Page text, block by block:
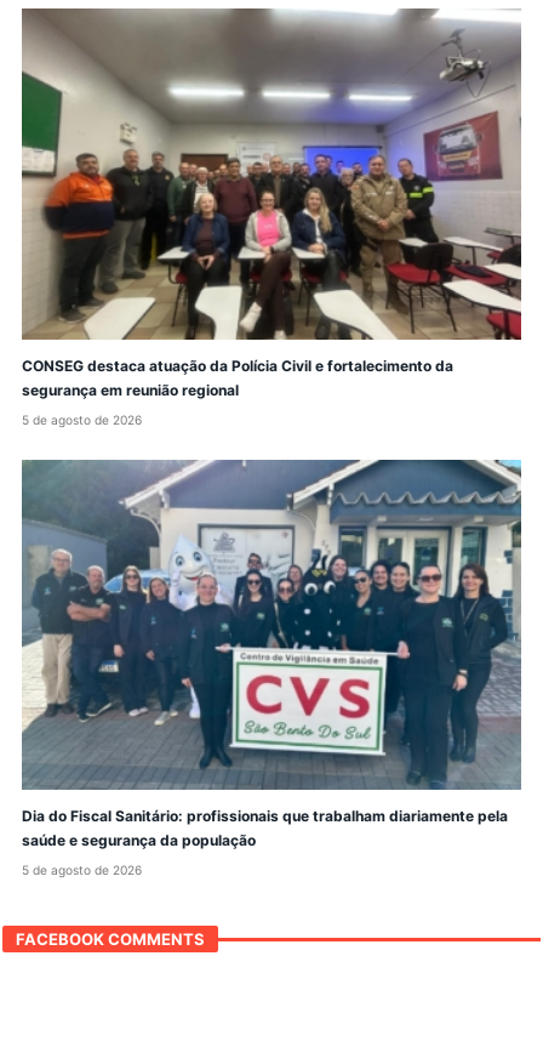
CONSEG destaca atuação da Polícia Civil e fortalecimento da
segurança em reunião regional
5 de agosto de 2026
Dia do Fiscal Sanitário: profissionais que trabalham diariamente pela
saúde e segurança da população
5 de agosto de 2026
FACEBOOK COMMENTS